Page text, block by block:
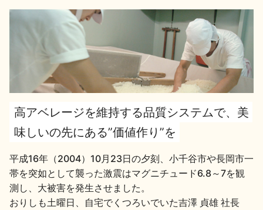
地酒カタログ
地酒用語集 地酒解体新書
お楽しみコンテンツ
高アベレージを維持する品質システムで、美
味しいの先にある”価値作り”を
平成16年（2004）10月23日の夕刻、小千谷市や長岡市一
帯を突如として襲った激震はマグニチュード6.8～7を観
測し、大被害を発生させました。
おりしも土曜日、自宅でくつろいでいた吉澤 貞雄 社長